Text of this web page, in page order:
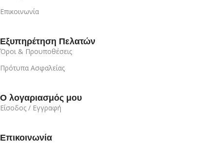
Επικοινωνία
Εξυπηρέτηση Πελατών
Όροι & Προυποθέσεις
Πρότυπα Ασφαλείας
Ο λογαριασμός μου
Είσοδος / Εγγραφή
Επικοινωνία